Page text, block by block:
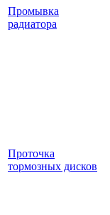
Промывка
радиатора
Проточка
тормозных дисков